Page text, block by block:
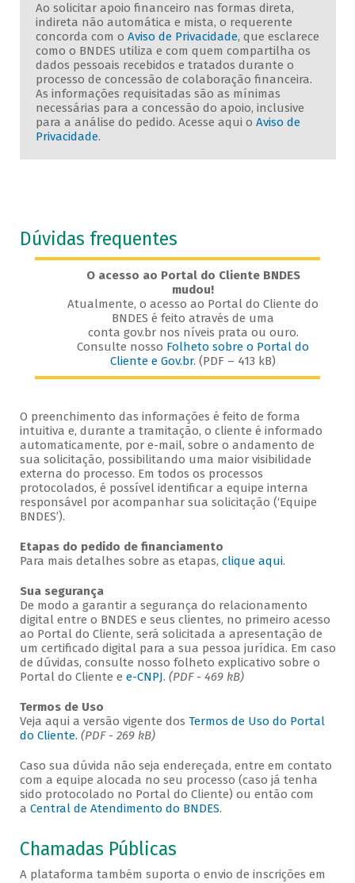
Ao solicitar apoio financeiro nas formas direta,
indireta não automática e mista, o requerente
concorda com o Aviso de Privacidade, que esclarece
como o BNDES utiliza e com quem compartilha os
dados pessoais recebidos e tratados durante o
processo de concessão de colaboração financeira.
As informações requisitadas são as mínimas
necessárias para a concessão do apoio, inclusive
para a análise do pedido. Acesse aqui o Aviso de
Privacidade.
Dúvidas frequentes
O acesso ao Portal do Cliente BNDES
mudou!
Atualmente, o acesso ao Portal do Cliente do
BNDES é feito através de uma
conta gov.br nos níveis prata ou ouro.
Consulte nosso Folheto sobre o Portal do
Cliente e Gov.br. (PDF – 413 kB)
O preenchimento das informações é feito de forma
intuitiva e, durante a tramitação, o cliente é informado
automaticamente, por e-mail, sobre o andamento de
sua solicitação, possibilitando uma maior visibilidade
externa do processo. Em todos os processos
protocolados, é possível identificar a equipe interna
responsável por acompanhar sua solicitação (‘Equipe
BNDES’).
Etapas do pedido de financiamento
Para mais detalhes sobre as etapas, clique aqui.
Sua segurança
De modo a garantir a segurança do relacionamento
digital entre o BNDES e seus clientes, no primeiro acesso
ao Portal do Cliente, será solicitada a apresentação de
um certificado digital para a sua pessoa jurídica. Em caso
de dúvidas, consulte nosso folheto explicativo sobre o
Portal do Cliente e e-CNPJ. (PDF - 469 kB)
Termos de Uso
Veja aqui a versão vigente dos Termos de Uso do Portal
do Cliente. (PDF - 269 kB)
Caso sua dúvida não seja endereçada, entre em contato
com a equipe alocada no seu processo (caso já tenha
sido protocolado no Portal do Cliente) ou então com
a Central de Atendimento do BNDES.
Chamadas Públicas
A plataforma também suporta o envio de inscrições em